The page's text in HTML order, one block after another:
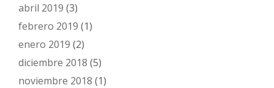
abril 2019 (3)
febrero 2019 (1)
enero 2019 (2)
diciembre 2018 (5)
noviembre 2018 (1)